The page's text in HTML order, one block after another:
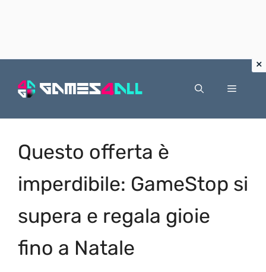
Menu
Questo offerta è
imperdibile: GameStop si
supera e regala gioie
fino a Natale